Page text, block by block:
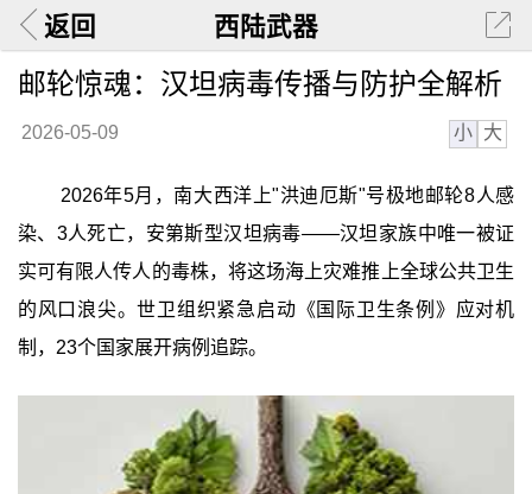
返回 西陆武器
邮轮惊魂：汉坦病毒传播与防护全解析
2026-05-09 小 大
2026年5月，南大西洋上"洪迪厄斯"号极地邮轮8人感
染、3人死亡，安第斯型汉坦病毒——汉坦家族中唯一被证
实可有限人传人的毒株，将这场海上灾难推上全球公共卫生
的风口浪尖。世卫组织紧急启动《国际卫生条例》应对机
制，23个国家展开病例追踪。